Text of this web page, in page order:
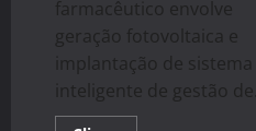
farmacêutico envolve
geração fotovoltaica e
implantação de sistema
inteligente de gestão de...